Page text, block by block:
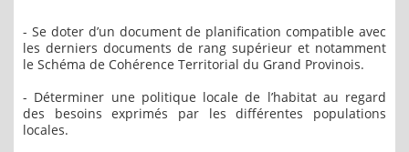
- Se doter d’un document de planification compatible avec
les derniers documents de rang supérieur et notamment
le Schéma de Cohérence Territorial du Grand Provinois.
- Déterminer une politique locale de l’habitat au regard
des besoins exprimés par les différentes populations
locales.